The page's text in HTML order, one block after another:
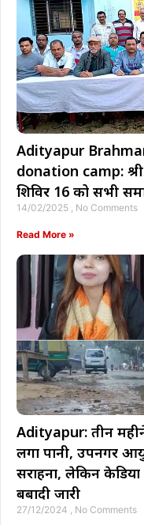
Adityapur
donation camp: श्री
शिविर 16 को सभी
14/02/2025 No Comments
Read More »
Adityapur: तीन महीने
लगा पानी, उपनगर
सराहना, लेकिन केडिया
बर्बादी जारी
27/12/2024 No Comments